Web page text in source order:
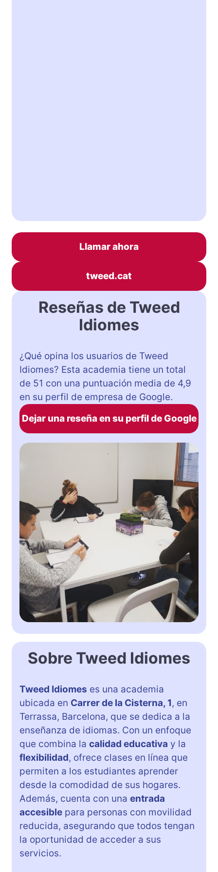
Llamar ahora
tweed.cat
Reseñas de Tweed
Idiomes
¿Qué opina los usuarios de Tweed
Idiomes? Esta academia tiene un total
de 51 con una puntuación media de 4,9
en su perfil de empresa de Google.
Dejar una reseña en su perfil de Google
Sobre Tweed Idiomes
Tweed Idiomes es una academia
ubicada en Carrer de la Cisterna, 1, en
Terrassa, Barcelona, que se dedica a la
enseñanza de idiomas. Con un enfoque
que combina la calidad educativa y la
flexibilidad, ofrece clases en línea que
permiten a los estudiantes aprender
desde la comodidad de sus hogares.
Además, cuenta con una entrada
accesible para personas con movilidad
reducida, asegurando que todos tengan
la oportunidad de acceder a sus
servicios.